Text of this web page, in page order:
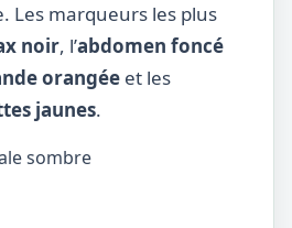
Les marqueurs les plus
noir, l’abdomen foncé
orangée et les
jaunes.
sombre